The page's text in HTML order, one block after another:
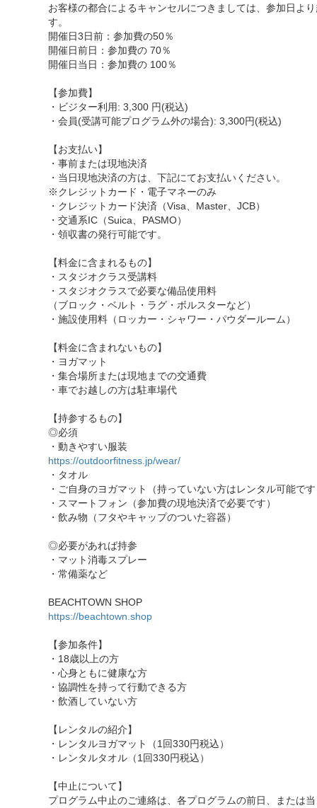
お客様の都合によるキャンセルにつきましては、参加日よ
す。
開催日3日前：参加費の50％
開催日前日：参加費の 70％
開催日当日：参加費の 100％
【参加費】
・ビジター利用: 3,300 円(税込)
・会員(受講可能プログラム外の場合): 3,300円(税込)
【お支払い】
・事前または現地決済
・当日現地決済の方は、下記にてお支払いください。
※クレジットカード・電子マネーのみ
・クレジットカード決済（Visa、Master、JCB）
・交通系IC（Suica、PASMO）
・領収書の発行可能です。
【料金に含まれるもの】
・スタジオクラス受講料
・スタジオクラスで必要な備品使用料
（ブロック・ベルト・ラグ・ボルスターなど）
・施設使用料（ロッカー・シャワー・パウダールーム）
【料金に含まれないもの】
・ヨガマット
・集合場所または現地までの交通費
・車でお越しの方は駐車場代
【持参するもの】
◎必須
・動きやすい服装
https://outdoorfitness.jp/wear/
・タオル
・ご自身のヨガマット（持っていない方はレンタル可能で
・スマートフォン（参加費の現地決済で必要です）
・飲み物（フタやキャップのついた容器）
◎必要があれば持参
・マット消毒スプレー
・常備薬など
BEACHTOWN SHOP
https://beachtown.shop
【参加条件】
・18歳以上の方
・心身ともに健康な方
・協調性を持って行動できる方
・飲酒していない方
【レンタルの紹介】
・レンタルヨガマット（1回330円税込）
・レンタルタオル（1回330円税込）
【中止について】
プログラム中止のご連絡は、各プログラムの前日、または